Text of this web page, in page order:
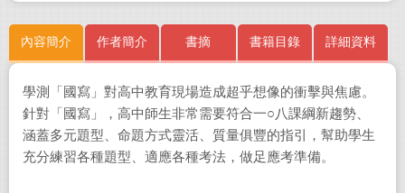
內容簡介 作者簡介 書摘 書籍目錄 詳細資料
學測
「國寫」對高中教育現場造成超乎想像的衝擊與焦慮。
針對「國寫」，高中師生非常需要符合一○八課綱新趨勢、
涵蓋多元題型、命題方式靈活、質量俱豐的指引，幫助學生
充分練習各種題型、適應各種考法，做足應考準備。